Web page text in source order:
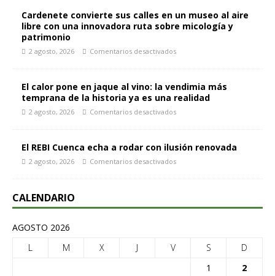
Cardenete convierte sus calles en un museo al aire
libre con una innovadora ruta sobre micología y
patrimonio
2 agosto, 2026 Comentarios desactivados
El calor pone en jaque al vino: la vendimia más
temprana de la historia ya es una realidad
2 agosto, 2026 Comentarios desactivados
El REBI Cuenca echa a rodar con ilusión renovada
2 agosto, 2026 Comentarios desactivados
CALENDARIO
AGOSTO 2026
L
M X J V S
D
1
2